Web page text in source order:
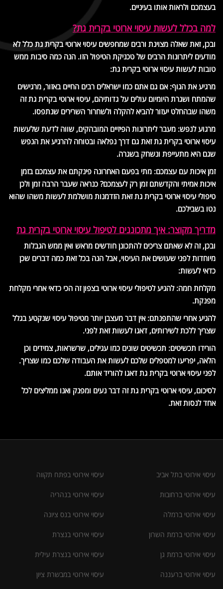
בעצמכם ולראות אותו בעיניים.
למה בכלל לעשות עיסוי ארוטי בקרית גת?
ובכן, זאת שאלה מצוינת ורבים שמחפשים עיסוי ארוטי בקרית גת כלל לא
מודעים ליתרונות הרבים של טכניקת הטיפול הזו. הנה כמה סיבות ממש
טובות לעשות עיסוי ארוטי בקרית גת:
מרגיע את הגוף: אם גם אתם כמו ישראלים רבים החיים באזור, מרגישים
שהמתח ושגרת היומיום עולים על גדותיהם, עיסוי ארוטי בקרית גת זה
משהו שבהחלט יעזור להביא להקלה ולשחרור השרירים שנתפסו.
מרגוע לנפש: מעבר ליתרונות הפיזיים המובהקים, שווה לדעת שלעשות
עיסוי ארוטי בקרית גת זאת גם דרך נפלאה ובטוחה להרגיע את הנפש
שגם היא מתעייפת ונשחק בשגרה.
זמן איכות עם עצמכם: מתי בפעם האחרונה פינקתם את עצמכם בזמן
איכות אמיתי והקדשתם זמן רק לעצמכם? כנראה שעבר הרבה זמן ולכן
טיפולי עיסוי ארוטי בקרית גת זאת הזדמנות מושלמת לעשות משהו שהוא
נטו בשבילכם.
מדריך מקוצר: איך מתכוננים לטיפול עיסוי ארוטי בקרית גת
ובכן, זה לא שאתם צריכים להתכונן חודשים מראש ואין ממש הגבלות
מיוחדות לפני שעושים את העיסוי, אבל הנה בכל זאת כמה דברים שכן
כדאי לעשות:
מקלחת חמה: להגיע לטיפולי עיסוי ארוטי בצפון זה הכי כדאי אחרי מקלחת
מפנקת.
להגיע אחרי שהתפנתם: אין דבר מעצבן יותר מטיפול עיסוי שנקטע בגלל
שצריך ללכת לשירותים, דאגו לעשות זאת לפני.
הורידו תכשיטים: תכשיטים שונים כמו עגילים, שרשראות, צמידים וכן
הלאה, יפריעו למטפלים שלכם לעשות את העבודה שלכם כמו שצריך.
לפני עיסוי ארוטי בקרית גת דאגו להוריד אותם.
לסיכום, עיסוי ארוטי בקרית גת זה דבר נעים ומפנק ואנו ממליצים לכל
אחד לנסות זאת.
עיסוי אירוטי בתל אביב
עיסוי אירוטי ברחובות
עיסוי אירוטי ברמלה
עיסוי אירוטי ברמת השרון
עיסוי אירוטי ברמת גן
עיסוי אירוטי ברעננה
עיסוי אירוטי בפתח תקווה
עיסוי אירוטי בנהריה
עיסוי אירוטי בנס ציונה
עיסוי אירוטי בנצרת
עיסוי אירוטי בנצרת עילית
עיסוי אירוטי במבשרת ציון